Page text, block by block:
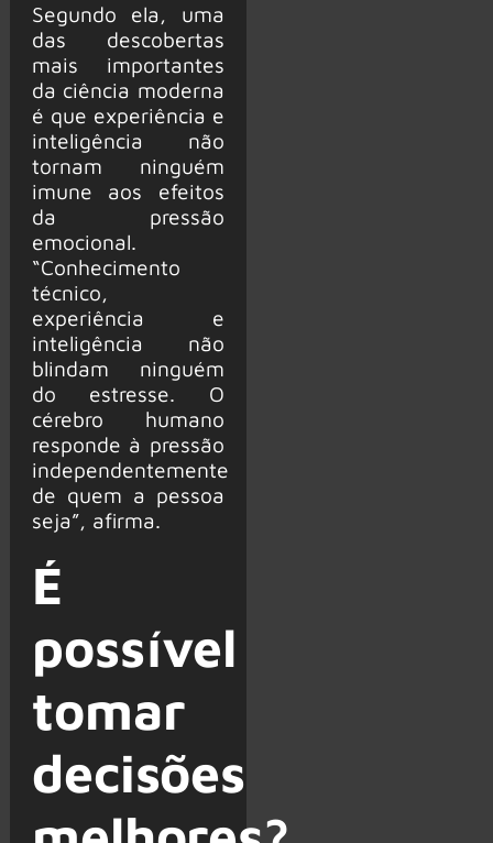
Segundo ela, uma
das descobertas
mais importantes
da ciência moderna
é que experiência e
inteligência não
tornam ninguém
imune aos efeitos
da pressão
emocional.
“Conhecimento
técnico,
experiência e
inteligência não
blindam ninguém
do estresse. O
cérebro humano
responde à pressão
independentemente
de quem a pessoa
seja”, afirma.
É
possível
tomar
decisões